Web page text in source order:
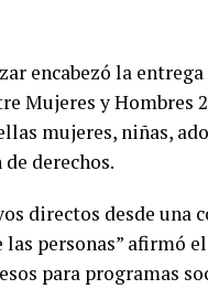
encabezó la
Mujeres y Hombres
mujeres, niñas,
derechos.
directos desde una
personas” afirmó
para programas